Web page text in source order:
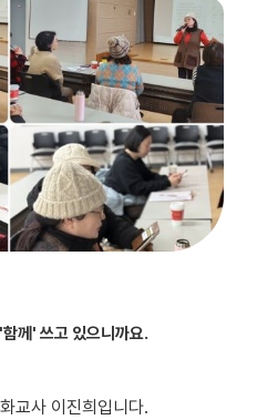
께' 쓰고 있으니까요.
교사 이진희입니다.